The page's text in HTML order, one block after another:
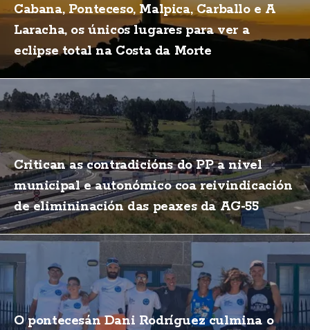
Cabana, Ponteceso, Malpica, Carballo e A
Laracha, os únicos lugares para ver a
eclipse total na Costa da Morte
Critican as contradicións do PP a nivel
municipal e autonómico coa reivindicación
de elimininación das peaxes da AG-55
O pontecesán Dani Rodríguez culmina o